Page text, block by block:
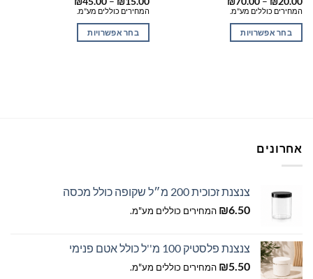
המחירים כוללים מע"מ.
בחר אפשרויות
את
האפשרויות
המוצר
המחירים כוללים מע"מ.
בחר אפשרויות
המוצר
אחרונים
צנצנת זכוכית 200 מ״ל שקופה כולל מכסה
₪6.50 המחירים כוללים מע"מ.
צנצנת פלסטיק 100 מ''ל כולל אטם פנימי
₪5.50 המחירים כוללים מע"מ.